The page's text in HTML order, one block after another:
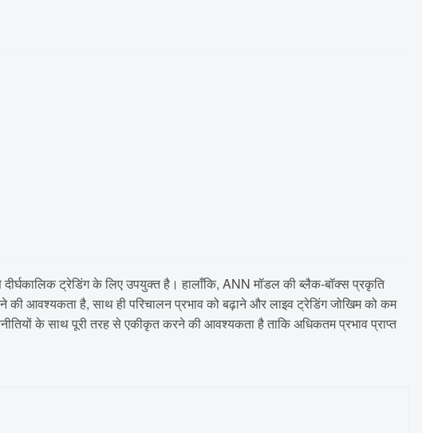
ट्रेडिंग के लिए उपयुक्त है। हालाँकि, ANN मॉडल की ब्लैक-बॉक्स प्रकृति
आवश्यकता है, साथ ही परिचालन प्रभाव को बढ़ाने और लाइव ट्रेडिंग जोखिम को कम
के साथ पूरी तरह से एकीकृत करने की आवश्यकता है ताकि अधिकतम प्रभाव प्राप्त